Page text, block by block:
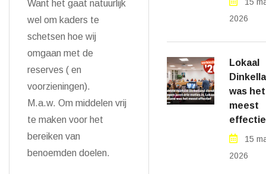
Want het gaat natuurlijk
wel om kaders te
schetsen hoe wij
omgaan met de
reserves ( en
voorzieningen).
M.a.w. Om middelen vrij
te maken voor het
bereiken van
benoemden doelen.
2026
Lokaal
was het
meest
15
2026